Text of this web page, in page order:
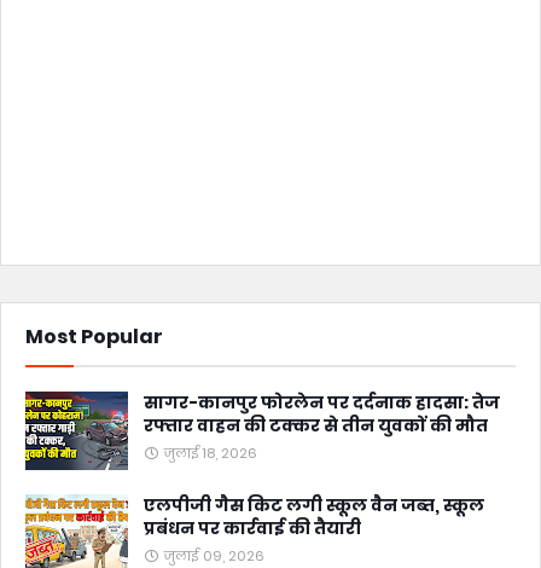
Most Popular
सागर-कानपुर फोरलेन पर दर्दनाक हादसा: तेज
रफ्तार वाहन की टक्कर से तीन युवकों की मौत
जुलाई 18, 2026
एलपीजी गैस किट लगी स्कूल वैन जब्त, स्कूल
प्रबंधन पर कार्रवाई की तैयारी
जुलाई 09, 2026